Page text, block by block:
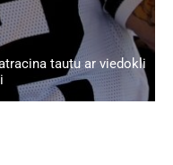
tautu ar viedokli